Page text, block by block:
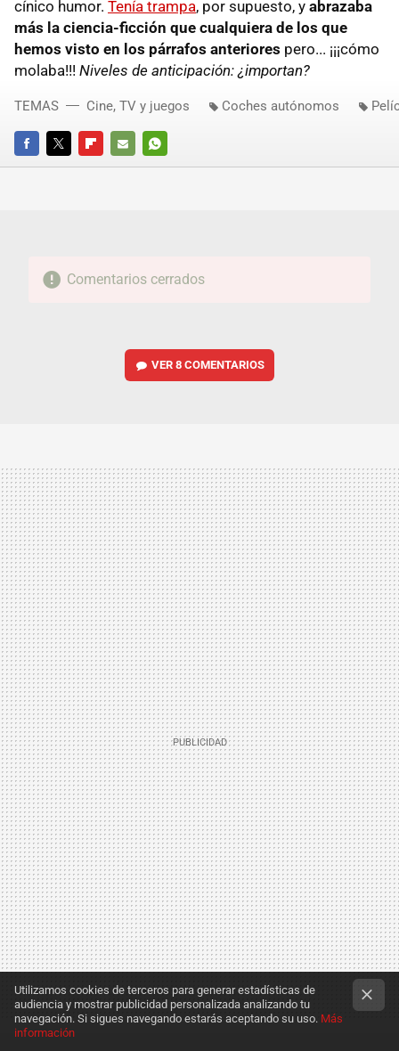
cínico humor. Tenía trampa, por supuesto, y abrazaba
más la ciencia-ficción que cualquiera de los que
hemos visto en los párrafos anteriores pero... ¡¡¡cómo
molaba!!! Niveles de anticipación: ¿importan?
FACEBOOKTWITTERFLIPBOARD
E-
WHATSAPP
TEMAS Cine, TV y juegos Coches autónomos
Comentarios cerrados
VER8 COMENTARIOS
Utilizamos cookies de terceros para generar estadísticas de
audiencia y mostrar publicidad personalizada analizando tu
navegación. Si sigues navegando estarás aceptando su uso. Más
información